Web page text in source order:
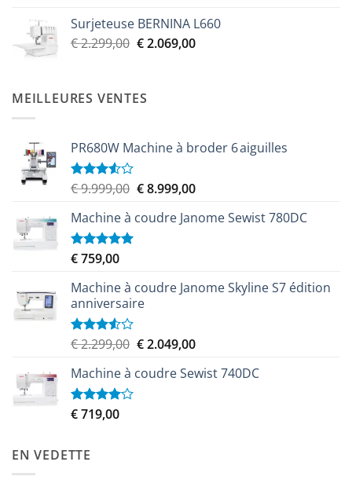
Surjeteuse BERNINA L660
€2.299,00 Le
était :
€ 2.299,00.
€2.069,00Le
MEILLEURES VENTES
PR680W Machine à broder 6 aiguilles
Note
5
€9.999,00 Le
initial
€8.999,00Le
actuel
Machine à coudre Janome Sewist 780DC
Note5.00
€759,00
Machine à coudre Janome Skyline S7 édition
anniversaire
Note
5
€2.299,00 Le
initial
€2.049,00Le
actuel
Machine à coudre Sewist 740DC
Note
€719,00
EN VEDETTE